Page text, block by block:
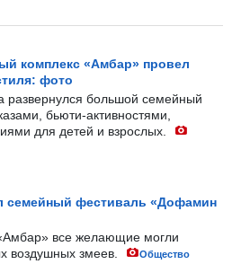
комплекс «Амбар» провел
фото
развернулся большой семейный
бьюти-активностями,
для детей и взрослых.
семейный фестиваль «Дофамин
все желающие могли
воздушных змеев.
Общество